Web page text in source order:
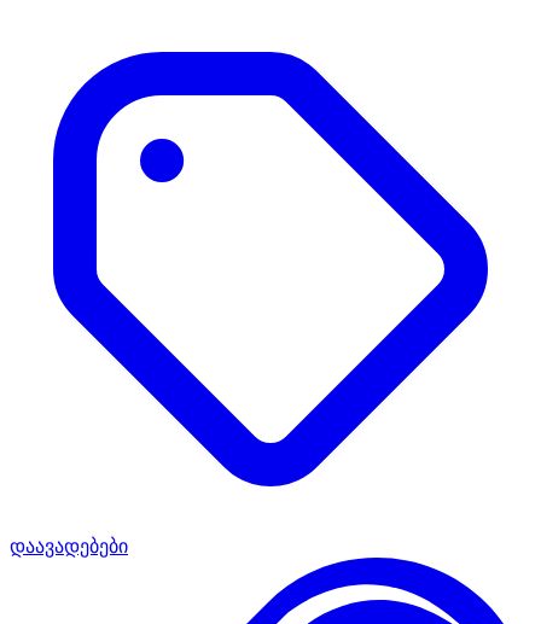
დაავადებები